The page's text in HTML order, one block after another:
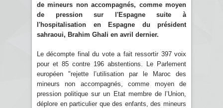
de mineurs non accompagnés, comme moyen
de pression sur l'Espagne suite à
l'hospitalisation en Espagne du président
sahraoui, Brahim Ghali en avril dernier.
Le décompte final du vote a fait ressortir 397 voix
pour et 85 contre 196 abstentions. Le Parlement
européen "rejette l’utilisation par le Maroc des
mineurs non accompagnés, comme moyen de
pression politique sur un Etat membre de l’Union,
déplore en particulier que des enfants, des mineurs